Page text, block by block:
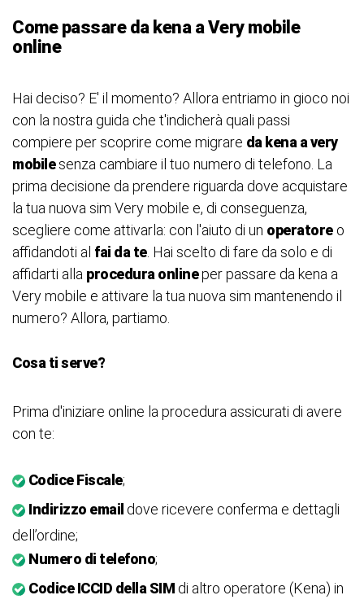
Come passare da kena a Very mobile
online
Hai deciso? E' il momento? Allora entriamo in gioco noi
con la nostra guida che t'indicherà quali passi
compiere per scoprire come migrare da kena a very
mobilesenza cambiare il tuo numero di telefono. La
prima decisione da prendere riguarda dove acquistare
la tua nuova sim Very mobile e, di conseguenza,
scegliere come attivarla: con l'aiuto di un operatoreo
affidandoti al fai da te. Hai scelto di fare da solo e di
affidarti alla procedura onlineper passare da kena a
Very mobile e attivare la tua nuova sim mantenendo il
numero? Allora, partiamo.
Cosa ti serve?
Prima d'iniziare online la procedura assicurati di avere
con te:
Codice Fiscale;
Indirizzo email dove ricevere conferma e dettagli
dell’ordine;
Numero di telefono;
Codice ICCID della SIM di altro operatore (Kena) in